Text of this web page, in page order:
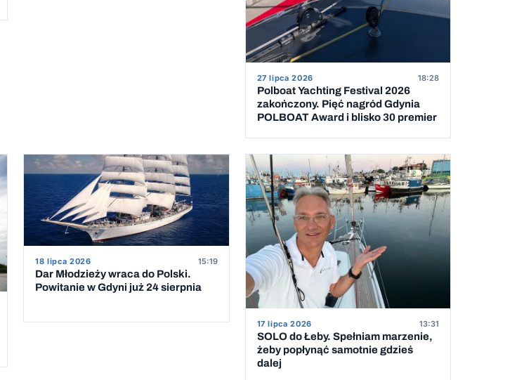
27 lipca 2026 18:28
Polboat Yachting Festival 2026
zakończony. Pięć nagród Gdynia
POLBOAT Award i blisko 30 premier
18 lipca 2026 15:19
Dar Młodzieży wraca do Polski.
Powitanie w Gdyni już 24 sierpnia
17 lipca 2026 13:31
SOLO do Łeby. Spełniam marzenie,
żeby popłynąć samotnie gdzieś
dalej